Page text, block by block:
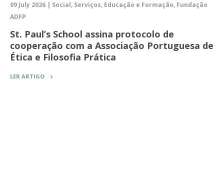
09 July 2026 | Social, Serviços, Educação e Formação, Fundação
ADFP
St. Paul’s School assina protocolo de
cooperação com a Associação Portuguesa de
Ética e Filosofia Prática
LER ARTIGO